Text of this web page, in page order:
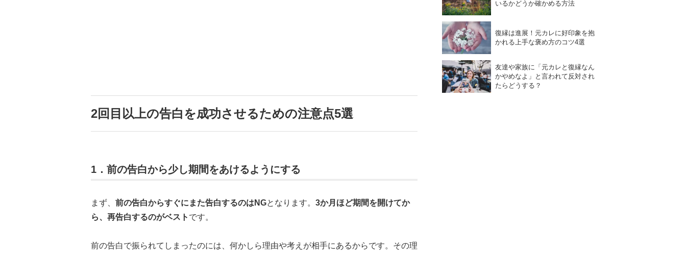
2回目以上の告白を成功させるための注意点5選
1．前の告白から少し期間をあけるようにする
まず、 前の告白からすぐにまた告白するのはNGとなります。 3か月ほど期間を開けてか
ら、再告白するのがベスト です。
前の告白で振られてしまったのには、何かしら理由や考えが相手にあるからです。その理
いるかどうか確かめる方法
復縁は進展！元カレに好印象を抱
かれる上手な褒め方のコツ4選
友達や家族に「元カレと復縁なん
かやめなよ」と言われて反対され
たらどうする？